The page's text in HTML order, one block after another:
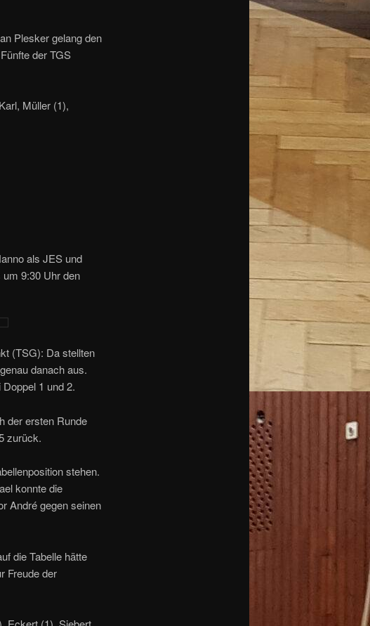
Plesker gelang den
der TGS
Müller (1),
als JES und
9:30 Uhr den
(TSG): Da stellten
danach aus.
1 und 2.
der ersten Runde
zurück.
stehen.
konnte die
André gegen seinen
die Tabelle hätte
Freude der